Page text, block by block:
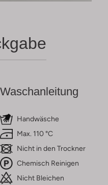
Waschanleitung
Handwäsche
Max. 110 °C
Nicht in den Trockner
Chemisch Reinigen
Nicht Bleichen